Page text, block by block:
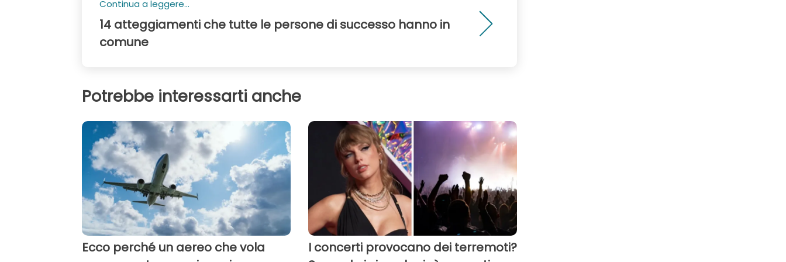
Continua a leggere...
14 atteggiamenti che tutte le persone di successo hanno in
comune
Potrebbe interessarti anche
Ecco perché un aereo che vola
I concerti provocano dei terremoti?